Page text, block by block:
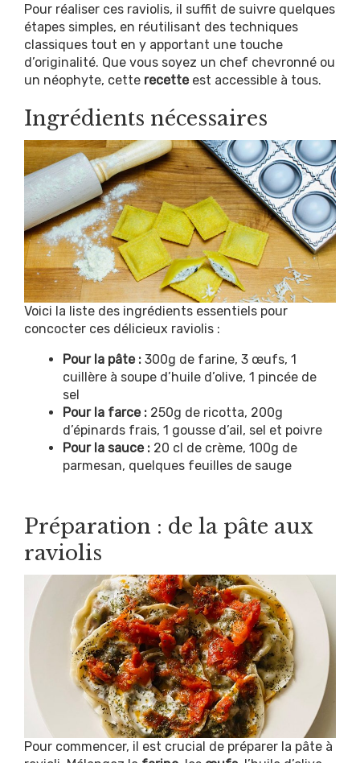
Pour réaliser ces raviolis, il suffit de suivre quelques
étapes simples, en réutilisant des techniques
classiques tout en y apportant une touche
d’originalité. Que vous soyez un chef chevronné ou
un néophyte, cette recetteest accessible à tous.
Ingrédients nécessaires
Voici la liste des ingrédients essentiels pour
concocter ces délicieux raviolis :
Pour la pâte : 300g de farine, 3 œufs, 1
cuillère à soupe d’huile d’olive, 1 pincée de
sel
Pour la farce : 250g de ricotta, 200g
d’épinards frais, 1 gousse d’ail, sel et poivre
Pour la sauce : 20 cl de crème, 100g de
parmesan, quelques feuilles de sauge
Préparation : de la pâte aux
raviolis
Pour commencer, il est crucial de préparer la pâte à